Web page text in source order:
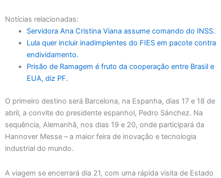
Notícias relacionadas:
Servidora Ana Cristina Viana assume comando do INSS.
Lula quer incluir inadimplentes do FIES em pacote contra
endividamento.
Prisão de Ramagem é fruto da cooperação entre Brasil e
EUA, diz PF.
O primeiro destino será Barcelona, na Espanha, dias 17 e 18 de
abril, a convite do presidente espanhol, Pedro Sánchez. Na
sequência, Alemanhã, nos dias 19 e 20, onde participará da
Hannover Messe – a maior feira de inovação e tecnologia
industrial do mundo.
A viagem se encerrará dia 21, com uma rápida visita de Estado